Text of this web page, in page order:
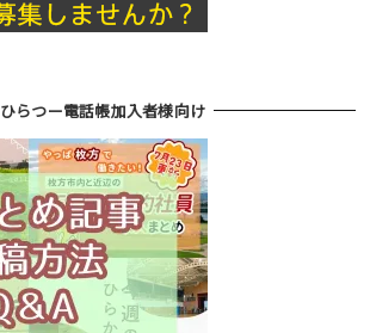
ひらつー電話帳加入者様向け